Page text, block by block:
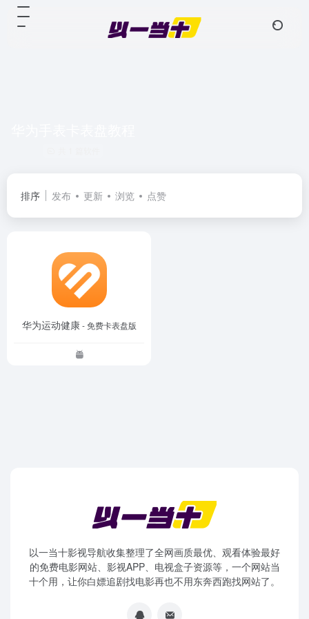
排序 发布 更新 浏览 点赞
华为运动健康- 免费卡表盘版
以一当十影视导航收集整理了全网画质最优、观看体验最好
的免费电影网站、影视APP、电视盒子资源等，一个网站当
十个用，让你白嫖追剧找电影再也不用东奔西跑找网站了。